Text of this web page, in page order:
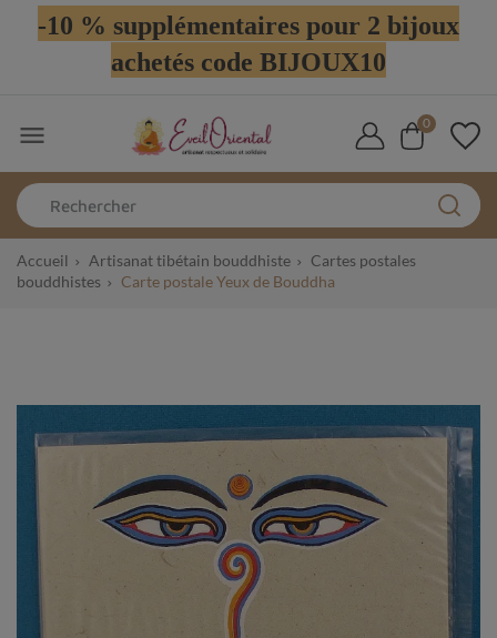
-10 % supplémentaires pour 2 bijoux
achetés code BIJOUX10
 0
Accueil Artisanat tibétain bouddhiste
Cartes postales
bouddhistes
Carte postale Yeux de Bouddha